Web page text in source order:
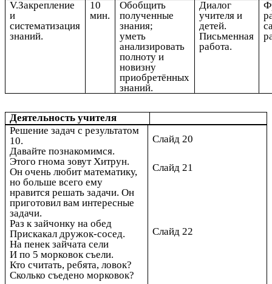
V.Закрепление
и
систематизация
знаний.
10
мин.
Обобщить
полученные
знания;
уметь
анализировать
полноту и
новизну
приобретённых
знаний.
Диалог
учителя и
детей.
Письменная
работа.
Деятельность учителя
Решение задач с результатом
10.
Давайте познакомимся.
Этого гнома зовут Хитрун.
Он очень любит математику,
но больше всего ему
нравится решать задачи. Он
приготовил вам интересные
задачи.
Раз к зайчонку на обед
Прискакал дружок-сосед.
На пенек зайчата сели
И по 5 морковок съели.
Кто считать, ребята, ловок?
Сколько съедено морковок?
Слайд 20
Слайд 21
Слайд 22